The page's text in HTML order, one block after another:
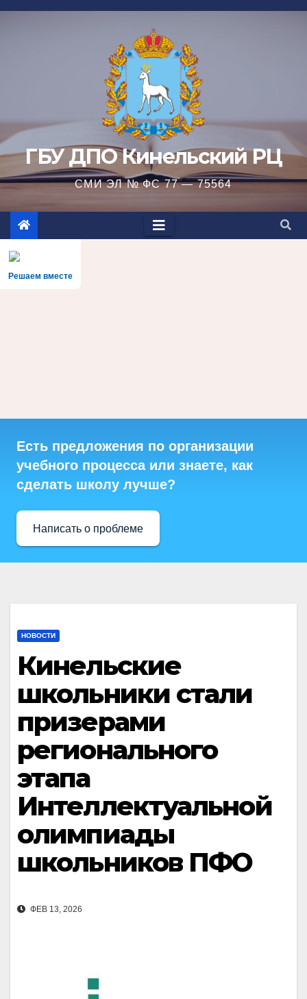
Перейти
ГБУ ДПО Кинельский РЦ
СМИ ЭЛ № ФС 77 — 75564
Решаем вместе
Есть предложения по организации
учебного процесса или знаете, как
сделать школу лучше?
Написать о проблеме
НОВОСТИ
Кинельские
школьники стали
призерами
регионального
этапа
Интеллектуальной
олимпиады
школьников ПФО
ФЕВ 13, 2026